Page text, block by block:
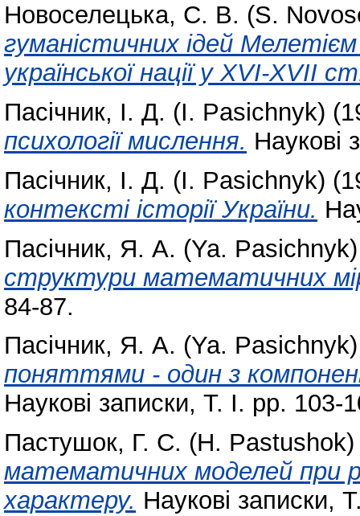
Новоселецька, С. В. (S.
гуманістичних ідей
української нації у XVI-XVII
Пасічник, І. Д. (I. Pasichnyk)
психології мислення. Наукові
Пасічник, І. Д. (I. Pasichnyk)
контексті історії України.
Пасічник, Я. А. (Ya. Pasichnyk)
структури математичних
84-87.
Пасічник, Я. А. (Ya. Pasichnyk)
поняттями - один з
Наукові записки, Т. І. pp. 103-
Пастушок, Г. С. (H. Pastushok)
математичних моделей при
характеру. Наукові записки,